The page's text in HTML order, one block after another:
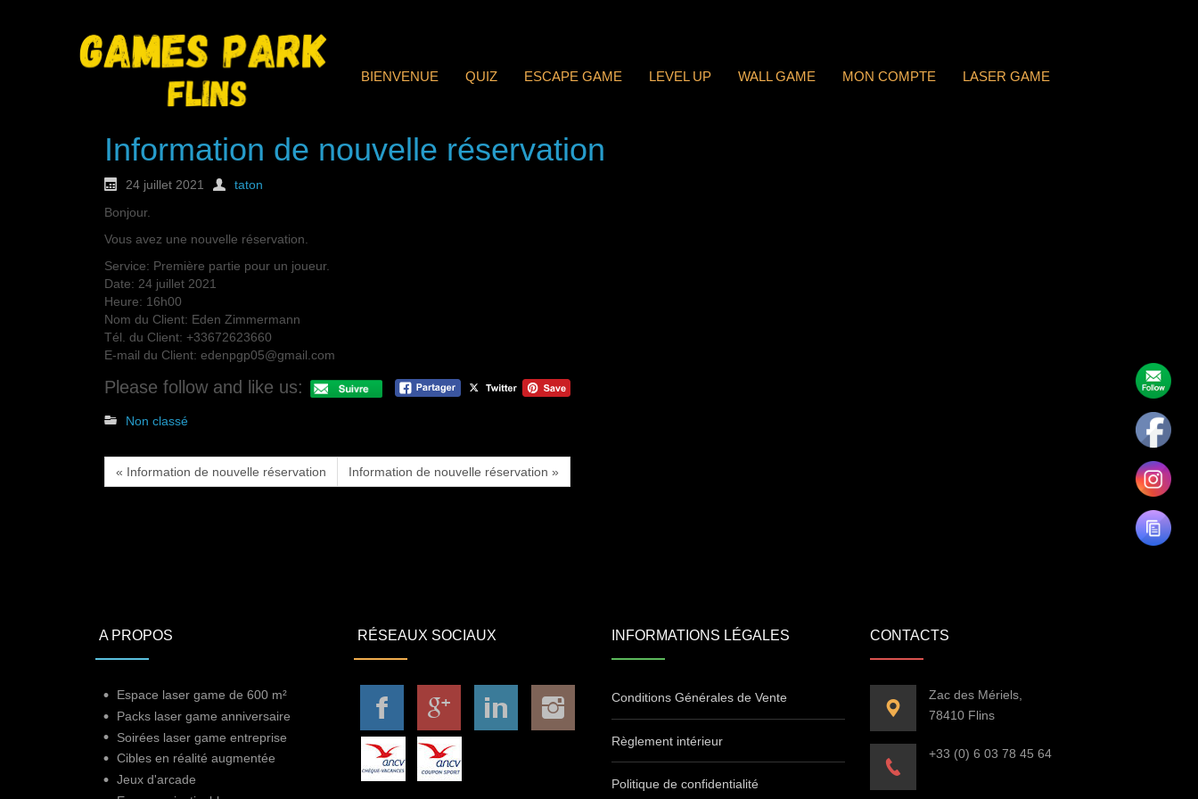
BIENVENUE QUIZ ESCAPE GAME LEVEL UP WALL GAME MON COMPTE LASER GAME
Information de nouvelle réservation
24 juillet 2021
taton
Bonjour.
Vous avez une nouvelle réservation.
Service: Première partie pour un joueur.
Date: 24 juillet 2021
Heure: 16h00
Nom du Client: Eden Zimmermann
Tél. du Client: +33672623660
E-mail du Client: edenpgp05@gmail.com
Please follow and like us:
Non classé
« Information de nouvelle réservation Information de nouvelle réservation »
A PROPOS
Espace laser game de 600 m²
Packs laser game anniversaire
Soirées laser game entreprise
Cibles en réalité augmentée
Jeux d'arcade
RÉSEAUX SOCIAUX INFORMATIONS LÉGALES
Conditions Générales de Vente
Règlement intérieur
Politique de confidentialité
CONTACTS
Zac des Mériels,
78410 Flins
+33 (0) 6 03 78 45 64